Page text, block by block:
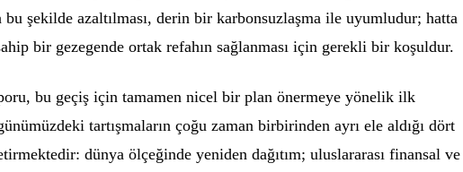
şekilde azaltılması, derin bir karbonsuzlaşma ile uyumludur; hatta
bir gezegende ortak refahın sağlanması için gerekli bir koşuldur.
bu geçiş için tamamen nicel bir plan önermeye yönelik ilk
tartışmaların çoğu zaman birbirinden ayrı ele aldığı dört
dünya ölçeğinde yeniden dağıtım; uluslararası finansal ve